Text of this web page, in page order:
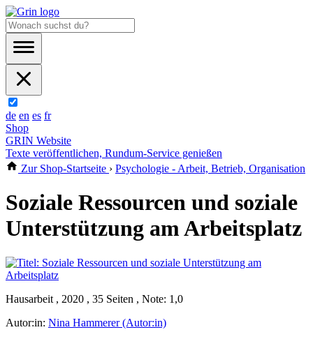
de en es fr
Shop
GRIN Website
Texte veröffentlichen, Rundum-Service genießen
Zur Shop-Startseite › Psychologie - Arbeit, Betrieb, Organisation
Soziale Ressourcen und soziale
Unterstützung am Arbeitsplatz
Hausarbeit , 2020 , 35 Seiten , Note: 1,0
Autor:in: Nina Hammerer (Autor:in)